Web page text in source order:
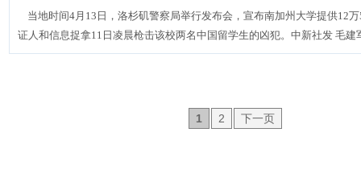
当地时间4月13日，洛杉矶警察局举行发布会，宣布南加州大学提供12
证人和信息捉拿11日凌晨枪击该校两名中国留学生的凶犯。中新社发 毛建
1 2 下一页